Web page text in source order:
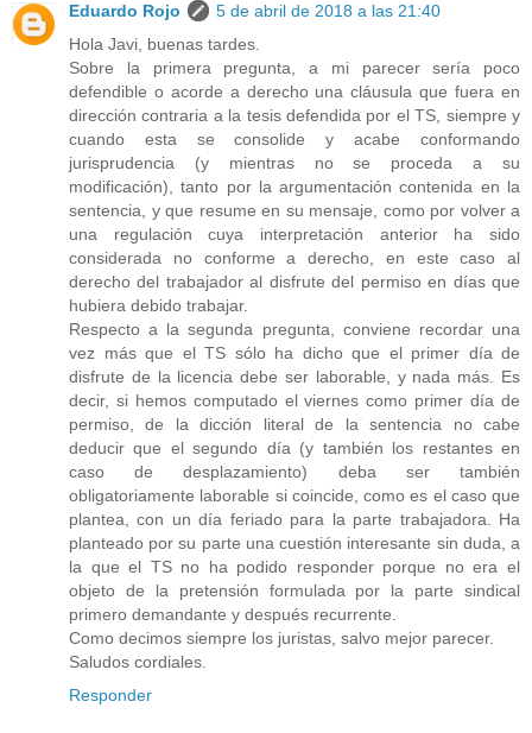
Eduardo Rojo
5 de abril de 2018 a las 21:40
Hola Javi, buenas tardes.
Sobre la primera pregunta, a mi parecer sería poco
defendible o acorde a derecho una cláusula que fuera en
dirección contraria a la tesis defendida por el TS, siempre y
cuando esta se consolide y acabe conformando
jurisprudencia (y mientras no se proceda a su
modificación), tanto por la argumentación contenida en la
sentencia, y que resume en su mensaje, como por volver a
una regulación cuya interpretación anterior ha sido
considerada no conforme a derecho, en este caso al
derecho del trabajador al disfrute del permiso en días que
hubiera debido trabajar.
Respecto a la segunda pregunta, conviene recordar una
vez más que el TS sólo ha dicho que el primer día de
disfrute de la licencia debe ser laborable, y nada más. Es
decir, si hemos computado el viernes como primer día de
permiso, de la dicción literal de la sentencia no cabe
deducir que el segundo día (y también los restantes en
caso de desplazamiento) deba ser también
obligatoriamente laborable si coincide, como es el caso que
plantea, con un día feriado para la parte trabajadora. Ha
planteado por su parte una cuestión interesante sin duda, a
la que el TS no ha podido responder porque no era el
objeto de la pretensión formulada por la parte sindical
primero demandante y después recurrente.
Como decimos siempre los juristas, salvo mejor parecer.
Saludos cordiales.
Responder